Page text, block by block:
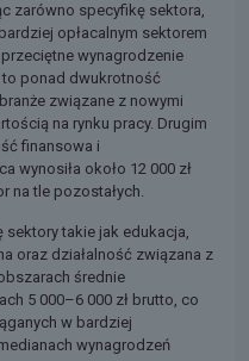
zarówno specyfikę sektora,
opłacalnym sektorem
wynagrodzenie
to ponad dwukrotność
związane z nowymi
na rynku pracy. Drugim
finansowa i
wynosiła około 12 000 zł
na tle pozostałych.
sektory takie jak edukacja,
oraz działalność związana z
średnie
5 000–6 000 zł brutto, co
w bardziej
wynagrodzeń